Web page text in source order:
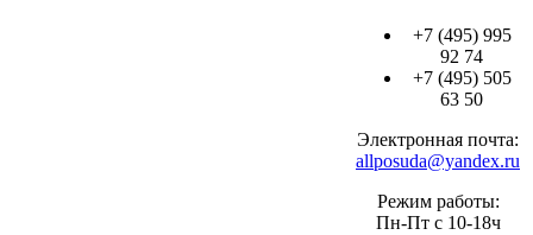
+7 (495) 995
92 74
+7 (495) 505
63 50
Электронная почта:
allposuda@yandex.ru
Режим работы:
Пн-Пт с 10-18ч